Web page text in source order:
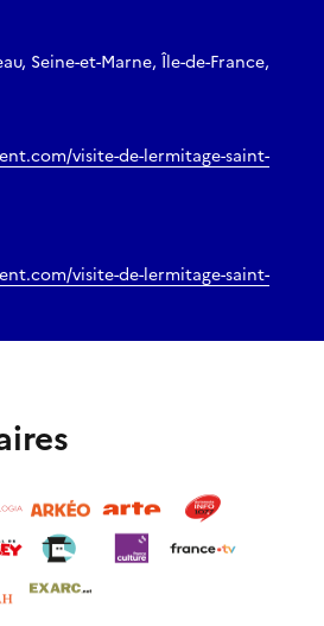
Seine-et-Marne, Île-de-France,
visite-de-lermitage-saint-
visite-de-lermitage-saint-